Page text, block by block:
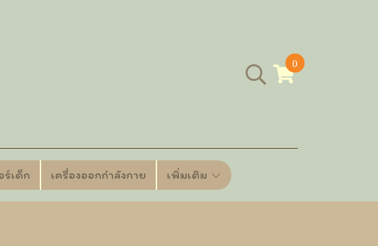
0
ร์เด็ก เครื่องออกกำลังกาย เพิ่มเติม